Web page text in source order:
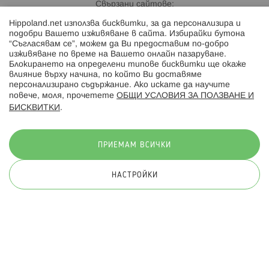
Свързани сайтове:
Hippoland.ro
Последвайте ни:
© 2026 Hippoland.net. Всички права запазени
Hippoland.net използва бисквитки, за да персонализира и
подобри Вашето изживяване в сайта. Избирайки бутона
“Съгласявам се”, можем да Ви предоставим по-добро
изживяване по време на Вашето онлайн пазаруване.
Блокирането на определени типове бисквитки ще окаже
влияние върху начина, по който Ви доставяме
персонализирано съдържание. Ако искате да научите
повече, моля, прочетете ОБЩИ УСЛОВИЯ ЗА ПОЛЗВАНЕ И
БИСКВИТКИ .
ПРИЕМАМ ВСИЧКИ
НАСТРОЙКИ